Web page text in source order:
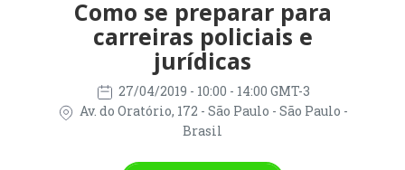
Como se preparar para
carreiras policiais e
jurídicas
27/04/2019 - 10:00 - 14:00 GMT-3
Av. do Oratório, 172 - São Paulo - São Paulo -
Brasil